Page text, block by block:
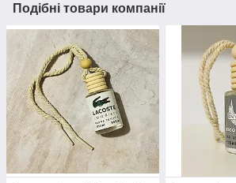
Подібні товари компанії